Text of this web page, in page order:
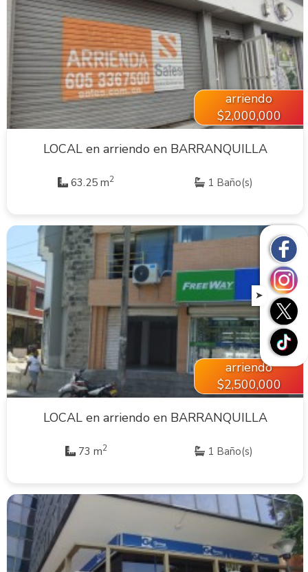
VER INMUEBLE
arriendo
$2,000,000
LOCAL en arriendo en BARRANQUILLA
63.25 m2 1 Baño(s)
VER INMUEBLE
arriendo
$2,500,000
LOCAL en arriendo en BARRANQUILLA
73 m2 1 Baño(s)
➤